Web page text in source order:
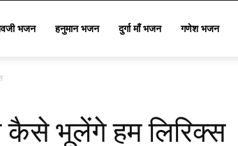
भजन हनुमान भजन दुर्गा माँ भजन गणेश भजन
कैसे भूलेंगे हम लिरिक्स